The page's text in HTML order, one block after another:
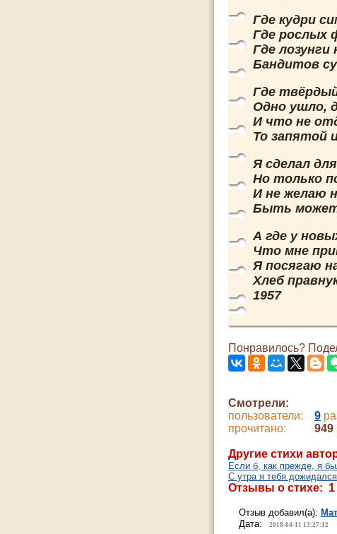
Где кудри
Где рослых
Где лозунги
Бандитов
Где
Одно ушло,
И что не
То запятой
Я сделал
Но только
И не желаю
Быть
А где у
Что мне
Я посягаю
Хлеб
1957
Понравилось?
Смотрели:
пользователи: 9
прочитано: 949
Другие стихи
Если б, как прежде, я
С утра я тебя
Отзывы о стихе: 1
Отзыв добавил(а):
Дата:
2018-04-11 13:27:12